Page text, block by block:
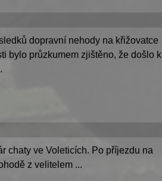
dopravní nehody na křižovatce
bylo průzkumem zjištěno, že došlo k
chaty ve Voleticích. Po příjezdu na
z velitelem ...